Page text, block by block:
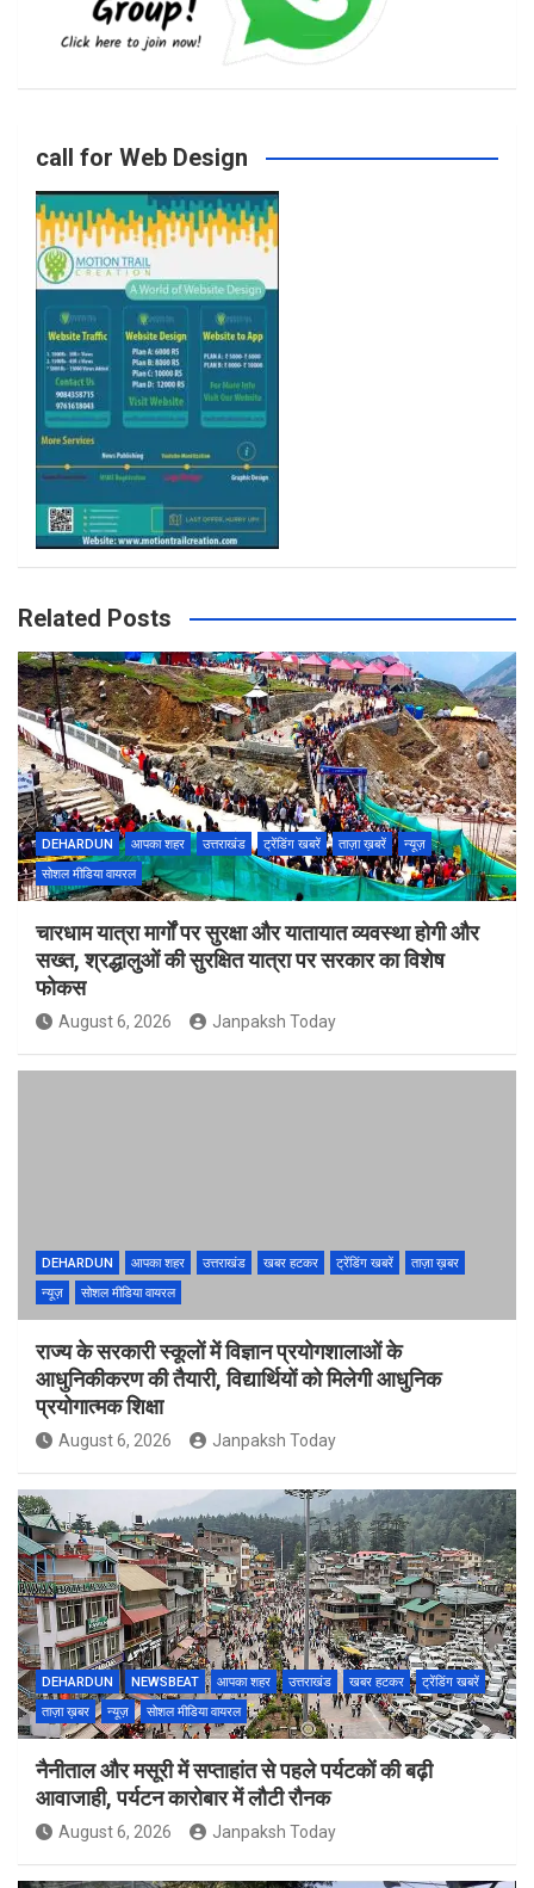
b
o
k
r
a
m
call for Web Design
Related Posts
DEHARDUN आपका शहर उत्तराखंड ट्रेंडिंग खबरें ताज़ा ख़बरें
न्यूज़
सोशल मीडिया वायरल
चारधाम यात्रा मार्गों पर सुरक्षा और यातायात व्यवस्था होगी और
सख्त, श्रद्धालुओं की सुरक्षित यात्रा पर सरकार का विशेष
फोकस
August 6, 2026 Janpaksh Today
DEHARDUN आपका शहर उत्तराखंड खबर हटकर ट्रेंडिंग खबरें
ताज़ा ख़बर
न्यूज़
सोशल मीडिया वायरल
राज्य के सरकारी स्कूलों में विज्ञान प्रयोगशालाओं के
आधुनिकीकरण की तैयारी, विद्यार्थियों को मिलेगी आधुनिक
प्रयोगात्मक शिक्षा
August 6, 2026 Janpaksh Today
DEHARDUN NEWSBEAT आपका शहर उत्तराखंड खबर हटकर
ट्रेंडिंग खबरें
ताज़ा ख़बर
न्यूज़ सोशल मीडिया वायरल
नैनीताल और मसूरी में सप्ताहांत से पहले पर्यटकों की बढ़ी
आवाजाही, पर्यटन कारोबार में लौटी रौनक
August 6, 2026 Janpaksh Today